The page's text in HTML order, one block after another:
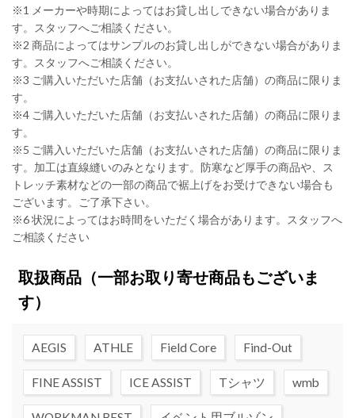
※1 メーカーや時期によってはお貸し出しできない場合がありま
す。スタッフへご相談ください。
※2 商品によってはサンプルのお貸し出しができない場合がありま
す。スタッフへご相談ください。
※3 ご購入いただいた店舗（お支払いされた店舗）の商品に限りま
す。
※4 ご購入いただいた店舗（お支払いされた店舗）の商品に限りま
す。
※5 ご購入いただいた店舗（お支払いされた店舗）の商品に限りま
す。加工は直線縫いのみとなります。防寒など厚手の商品や、ス
トレッチ素材などの一部の商品で裾上げをお受けできない場合も
ございます。ご了承下さい。
※6 状況によってはお時間をいただく場合があります。スタッフへ
ご相談ください
取扱商品（一部お取り寄せ商品もございま
す）
AEGIS ATHLE Field Core Find-Out
FINE ASSIST ICE ASSIST Tシャツ wmb